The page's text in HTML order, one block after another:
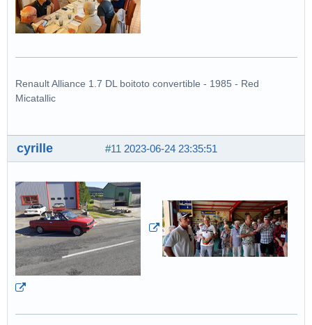
Renault Alliance 1.7 DL boitoto convertible - 1985 - Red
Micatallic
#11 2023-06-24 23:35:51
cyrille